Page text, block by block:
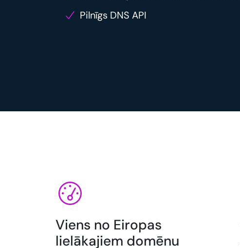
Pilnīgs DNS API
Viens no Eiropas
lielākajiem domēnu